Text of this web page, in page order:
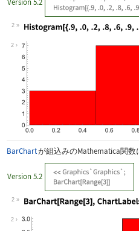
Version 5.2
2
Wolfram Language code:
2
BarChartが組込みのMathematica関数
Version 5.2
2
Wolfram Language code:
2